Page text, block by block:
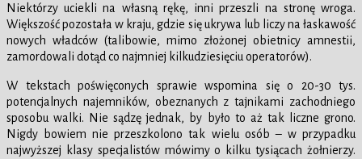
Niektórzy uciekli na własną rękę, inni przeszli na stronę wroga.
Większość pozostała w kraju, gdzie się ukrywa lub liczy na łaskawość
nowych władców (talibowie, mimo złożonej obietnicy amnestii,
zamordowali dotąd co najmniej kilkudziesięciu operatorów).
W tekstach poświęconych sprawie wspomina się o 20-30 tys.
potencjalnych najemników, obeznanych z tajnikami zachodniego
sposobu walki. Nie sądzę jednak, by było to aż tak liczne grono.
Nigdy bowiem nie przeszkolono tak wielu osób – w przypadku
najwyższej klasy specjalistów mówimy o kilku tysiącach żołnierzy.